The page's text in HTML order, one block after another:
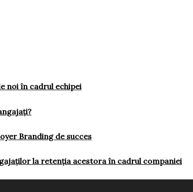
noi în cadrul echipei
Branding de succes
la retenția acestora în cadrul companiei